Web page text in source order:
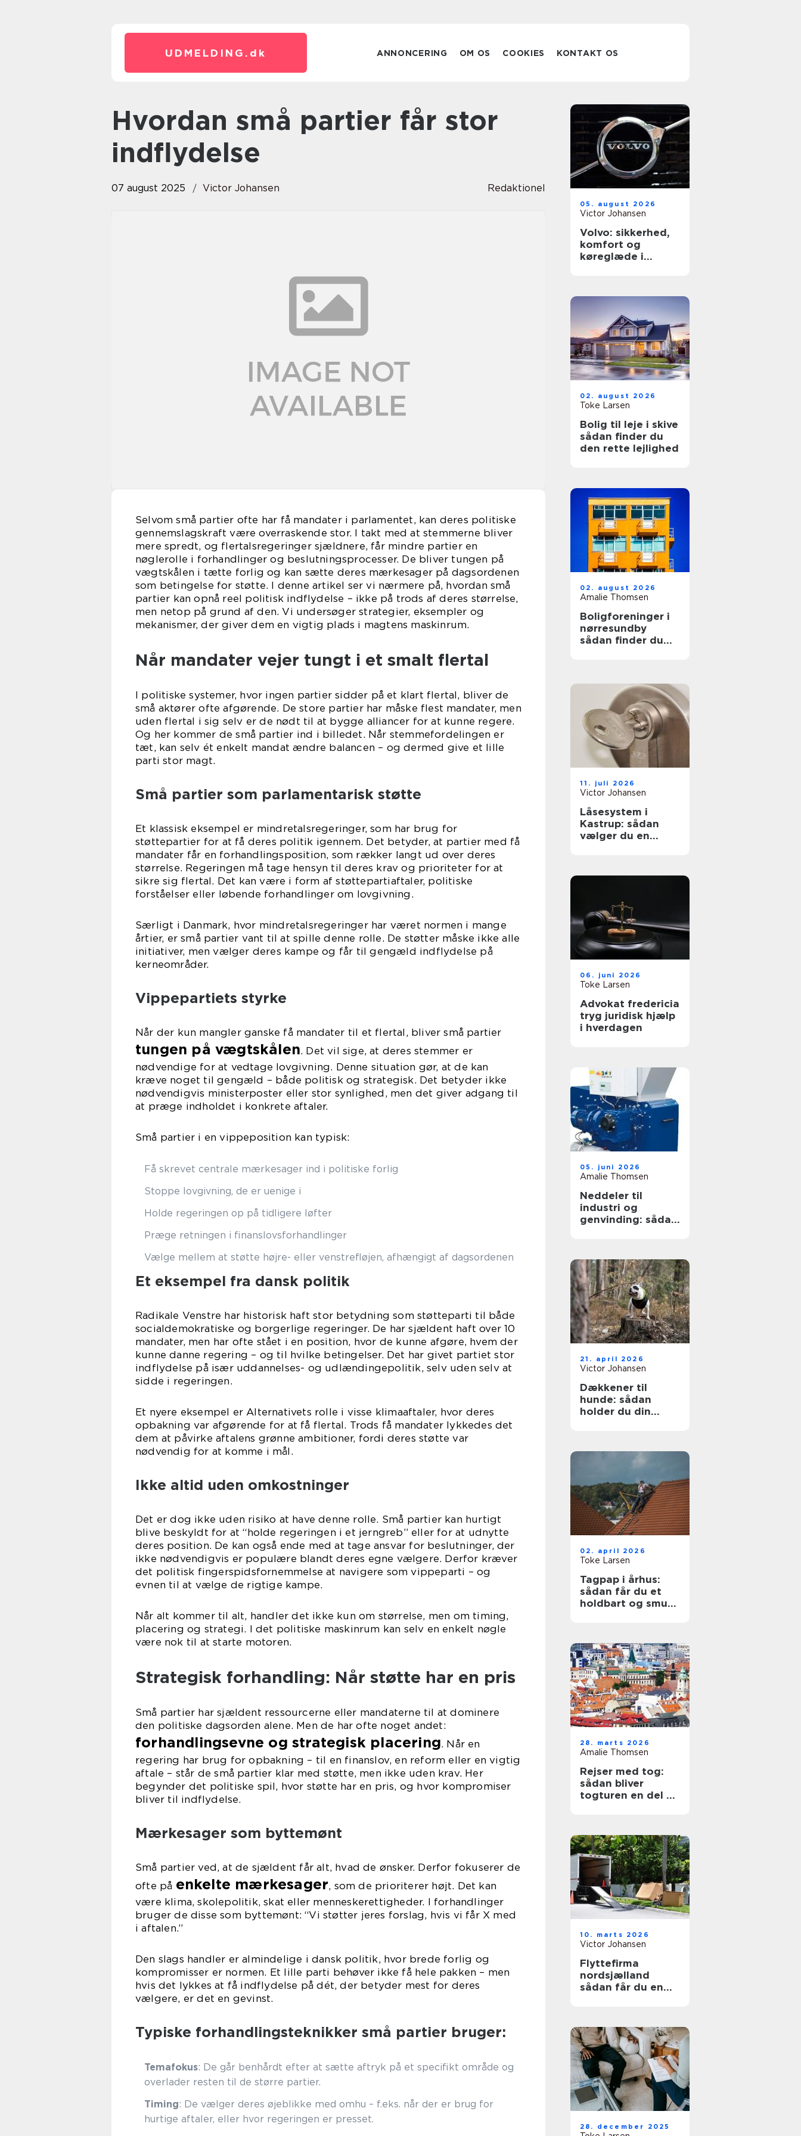
UDMELDING. dk ANNONCERING OM OS COOKIES KONTAKT OS
Hvordan små partier får stor
indflydelse
07 august 2025 Victor Johansen Redaktionel
Selvom små partier ofte har få mandater i parlamentet, kan deres politiske
gennemslagskraft være overraskende stor. I takt med at stemmerne bliver
mere spredt, og flertalsregeringer sjældnere, får mindre partier en
nøglerolle i forhandlinger og beslutningsprocesser. De bliver tungen på
vægtskålen i tætte forlig og kan sætte deres mærkesager på dagsordenen
som betingelse for støtte. I denne artikel ser vi nærmere på, hvordan små
partier kan opnå reel politisk indflydelse – ikke på trods af deres størrelse,
men netop på grund af den. Vi undersøger strategier, eksempler og
mekanismer, der giver dem en vigtig plads i magtens maskinrum.
Når mandater vejer tungt i et smalt flertal
I politiske systemer, hvor ingen partier sidder på et klart flertal, bliver de
små aktører ofte afgørende. De store partier har måske flest mandater, men
uden flertal i sig selv er de nødt til at bygge alliancer for at kunne regere.
Og her kommer de små partier ind i billedet. Når stemmefordelingen er
tæt, kan selv ét enkelt mandat ændre balancen – og dermed give et lille
parti stor magt.
Små partier som parlamentarisk støtte
Et klassisk eksempel er mindretalsregeringer, som har brug for
støttepartier for at få deres politik igennem. Det betyder, at partier med få
mandater får en forhandlingsposition, som rækker langt ud over deres
størrelse. Regeringen må tage hensyn til deres krav og prioriteter for at
sikre sig flertal. Det kan være i form af støttepartiaftaler, politiske
forståelser eller løbende forhandlinger om lovgivning.
Særligt i Danmark, hvor mindretalsregeringer har været normen i mange
årtier, er små partier vant til at spille denne rolle. De støtter måske ikke alle
initiativer, men vælger deres kampe og får til gengæld indflydelse på
kerneområder.
Vippepartiets styrke
Når der kun mangler ganske få mandater til et flertal, bliver små partier
tungen på vægtskålen. Det vil sige, at deres stemmer er
nødvendige for at vedtage lovgivning. Denne situation gør, at de kan
kræve noget til gengæld – både politisk og strategisk. Det betyder ikke
nødvendigvis ministerposter eller stor synlighed, men det giver adgang til
at præge indholdet i konkrete aftaler.
Små partier i en vippeposition kan typisk:
Få skrevet centrale mærkesager ind i politiske forlig
Stoppe lovgivning, de er uenige i
Holde regeringen op på tidligere løfter
Præge retningen i finanslovsforhandlinger
Vælge mellem at støtte højre- eller venstrefløjen, afhængigt af dagsordenen
Et eksempel fra dansk politik
Radikale Venstre har historisk haft stor betydning som støtteparti til både
socialdemokratiske og borgerlige regeringer. De har sjældent haft over 10
mandater, men har ofte stået i en position, hvor de kunne afgøre, hvem der
kunne danne regering – og til hvilke betingelser. Det har givet partiet stor
indflydelse på især uddannelses- og udlændingepolitik, selv uden selv at
sidde i regeringen.
Et nyere eksempel er Alternativets rolle i visse klimaaftaler, hvor deres
opbakning var afgørende for at få flertal. Trods få mandater lykkedes det
dem at påvirke aftalens grønne ambitioner, fordi deres støtte var
nødvendig for at komme i mål.
Ikke altid uden omkostninger
Det er dog ikke uden risiko at have denne rolle. Små partier kan hurtigt
blive beskyldt for at “holde regeringen i et jerngreb” eller for at udnytte
deres position. De kan også ende med at tage ansvar for beslutninger, der
ikke nødvendigvis er populære blandt deres egne vælgere. Derfor kræver
det politisk fingerspidsfornemmelse at navigere som vippeparti – og
evnen til at vælge de rigtige kampe.
Når alt kommer til alt, handler det ikke kun om størrelse, men om timing,
placering og strategi. I det politiske maskinrum kan selv en enkelt nøgle
være nok til at starte motoren.
Strategisk forhandling: Når støtte har en pris
Små partier har sjældent ressourcerne eller mandaterne til at dominere
den politiske dagsorden alene. Men de har ofte noget andet:
forhandlingsevne og strategisk placering. Når en
regering har brug for opbakning – til en finanslov, en reform eller en vigtig
aftale – står de små partier klar med støtte, men ikke uden krav. Her
begynder det politiske spil, hvor støtte har en pris, og hvor kompromiser
bliver til indflydelse.
Mærkesager som byttemønt
Små partier ved, at de sjældent får alt, hvad de ønsker. Derfor fokuserer de
ofte på enkelte mærkesager, som de prioriterer højt. Det kan
være klima, skolepolitik, skat eller menneskerettigheder. I forhandlinger
bruger de disse som byttemønt: “Vi støtter jeres forslag, hvis vi får X med
i aftalen.”
Den slags handler er almindelige i dansk politik, hvor brede forlig og
kompromisser er normen. Et lille parti behøver ikke få hele pakken – men
hvis det lykkes at få indflydelse på dét, der betyder mest for deres
vælgere, er det en gevinst.
Typiske forhandlingsteknikker små partier bruger:
Temafokus: De går benhårdt efter at sætte aftryk på et specifikt område og
overlader resten til de større partier.
Timing: De vælger deres øjeblikke med omhu – f.eks. når der er brug for
hurtige aftaler, eller hvor regeringen er presset.
05. august 2026
Victor Johansen
Volvo: sikkerhed,
komfort og
køreglæde i
02. august 2026
Toke Larsen
Bolig til leje i skive
sådan finder du
den rette lejlighed
02. august 2026
Amalie Thomsen
Boligforeninger i
nørresundby
sådan finder du
11. juli 2026
Victor Johansen
Låsesystem i
Kastrup: sådan
vælger du en
06. juni 2026
Toke Larsen
Advokat fredericia
tryg juridisk hjælp
i hverdagen
05. juni 2026
Amalie Thomsen
Neddeler til
industri og
genvinding: sådan
21. april 2026
Victor Johansen
Dækkener til
hunde: sådan
holder du din
02. april 2026
Toke Larsen
Tagpap i århus:
sådan får du et
holdbart og smukt
28. marts 2026
Amalie Thomsen
Rejser med tog:
sådan bliver
togturen en del af
10. marts 2026
Victor Johansen
Flyttefirma
nordsjælland
sådan får du en
28. december 2025